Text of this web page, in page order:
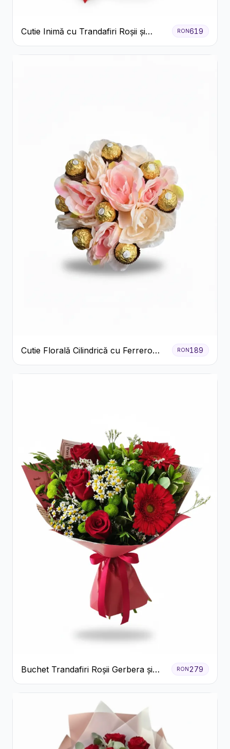
Cutie Inimă cu Trandafiri Roșii și
Bomboane Raffaello
RON619
Cutie Florală Cilindrică cu Ferrero
Rocher și Trandafiri Pastel
RON 189
Buchet Trandafiri Roșii Gerbera și
Verdeață
RON 279